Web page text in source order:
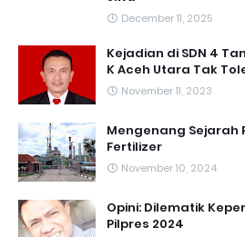
December 11, 2025
Kejadian di SDN 4
K Aceh Utara Tak
November 11, 2023
Mengenang Sejarah
Fertilizer
November 10, 2024
Opini: Dilematik
Pilpres 2024